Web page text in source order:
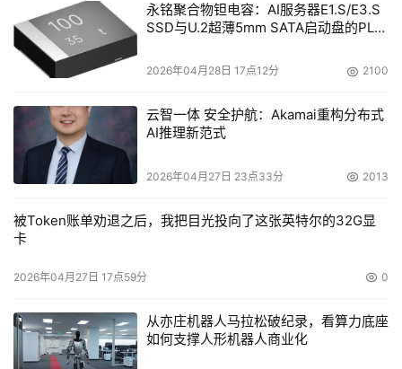
Sargeant：现在，EMC在复制方面走在了前边，而其他
一些厂家，比如HP、IBM、Veritas，也相继推出自己的复
制产品。
在存储虚拟领域，Veritas可能是2001年最成功的一家，
但是有很多竞争对手也推出了新型虚拟产品。
本文来源于DOIT传媒，文章内容仅供参考，不构成投资建议。
永铭聚合物钽电容：AI服务器E1.S/E3.S
SSD与U.2超薄5mm SATA启动盘的PLP
2026年04月28日 17点12分 2100
云智一体 安全护航：Akamai重构分布式
AI推理新范式
2026年04月27日 23点33分 2013
被Token账单劝退之后，我把目光投向了这张英特尔的32G显
卡
2026年04月27日 17点59分 0
从亦庄机器人马拉松破纪录，看算力底座
如何支撑人形机器人商业化